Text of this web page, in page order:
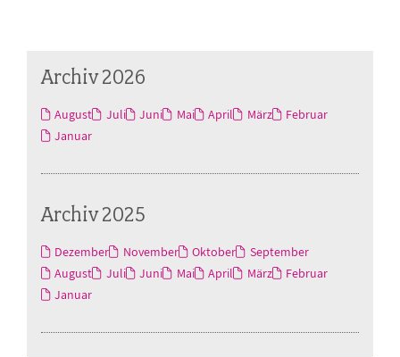
Archiv 2026
August Juli Juni Mai April März
Februar
Januar
Archiv 2025
Dezember November Oktober
September
August
Juli Juni Mai April März
Februar
Januar